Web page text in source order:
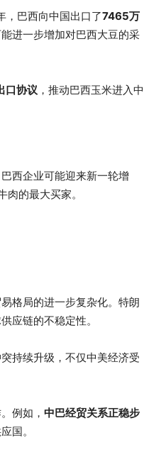
，巴西向中国出口了7465万
进一步增加对巴西大豆的采
口协议 ，推动巴西玉米进入中
西企业可能迎来新一轮增
肉的最大买家。
格局的进一步复杂化。特朗
应链的不稳定性。
持续升级，不仅中美经济受
例如， 中巴经贸关系正稳步
国。